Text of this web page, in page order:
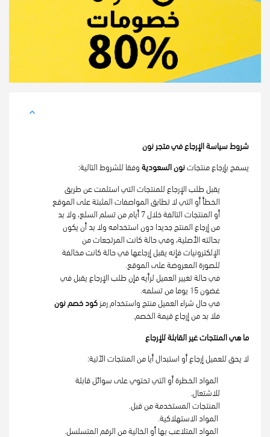
شروط سياسة الإرجاع في متجر نون
يسمح بإرجاع منتجات نون السعودية وفقا للشروط التالية:
للصورة المعروضة على الموقع.
غضون 15 يوما من تسلمه.
في حال شراء العميل منتج واستخدام رمز كود خصم نون
فلا بد من إرجاع قيمة الخصم.
ما هي المنتجات غير القابلة للإرجاع
لا يحق للعميل إرجاع أو استبدال أيا من المنتجات الآتية:
للاشتعال.
المنتجات المستخدمة من قبل.
المواد الاستهلاكية.
المواد المتلاعب بها أو الخالية من الرقم المتسلسل.